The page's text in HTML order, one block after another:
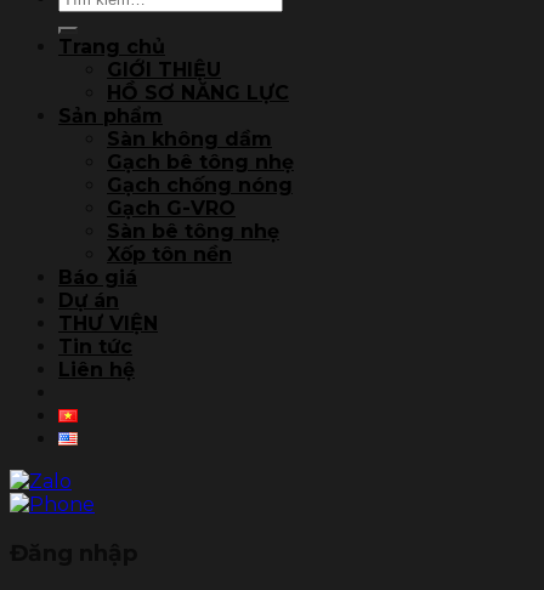
kiếm:
Trang chủ
GIỚI THIỆU
HỒ SƠ NĂNG LỰC
Sản phẩm
Sàn không dầm
Gạch bê tông nhẹ
Gạch chống nóng
Gạch G-VRO
Sàn bê tông nhẹ
Xốp tôn nền
Báo giá
Dự án
THƯ VIỆN
Tin tức
Liên hệ